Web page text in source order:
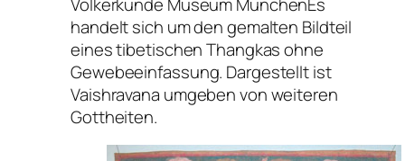
handelt sich um den gemalten Bildteil
eines tibetischen Thangkas ohne
Gewebeeinfassung. Dargestellt ist
Vaishravana umgeben von weiteren
Gottheiten.